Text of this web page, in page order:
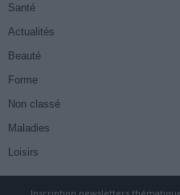
Santé
Actualités
Beauté
Forme
Non classé
Maladies
Loisirs